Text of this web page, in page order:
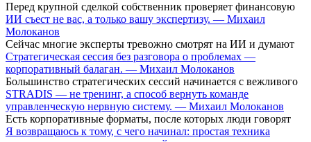
Перед крупной сделкой собственник проверяет финансовую
ИИ съест не вас, а только вашу экспертизу. — Михаил
Молоканов
Сейчас многие эксперты тревожно смотрят на ИИ и думают
Стратегическая сессия без разговора о проблемах —
корпоративный балаган. — Михаил Молоканов
Большинство стратегических сессий начинается с вежливого
STRADIS — не тренинг, а способ вернуть команде
управленческую нервную систему. — Михаил Молоканов
Есть корпоративные форматы, после которых люди говорят
Я возвращаюсь к тому, с чего начинал: простая техника